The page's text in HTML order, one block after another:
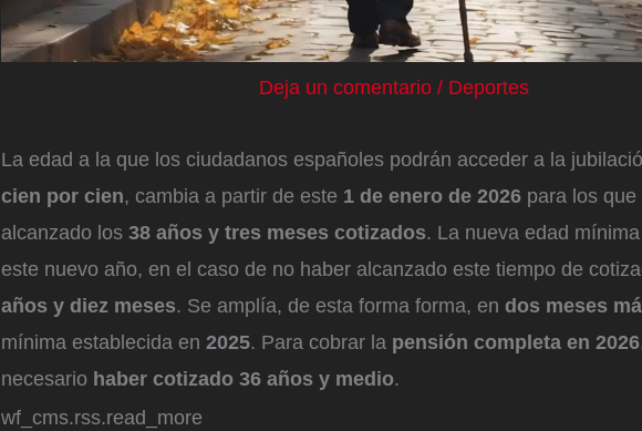
Deja un comentario / Deportes
La edad a la que los ciudadanos españoles podrán acceder a la
cien por cien, cambia a partir de este 1 de enero de 2026 para los que
alcanzado los 38 años y tres meses cotizados. La nueva edad
este nuevo año, en el caso de no haber alcanzado este tiempo de
años y diez meses. Se amplía, de esta forma forma, en dos meses
mínima establecida en 2025. Para cobrar la pensión completa en 2026
necesario haber cotizado 36 años y medio.
wf_cms.rss.read_more